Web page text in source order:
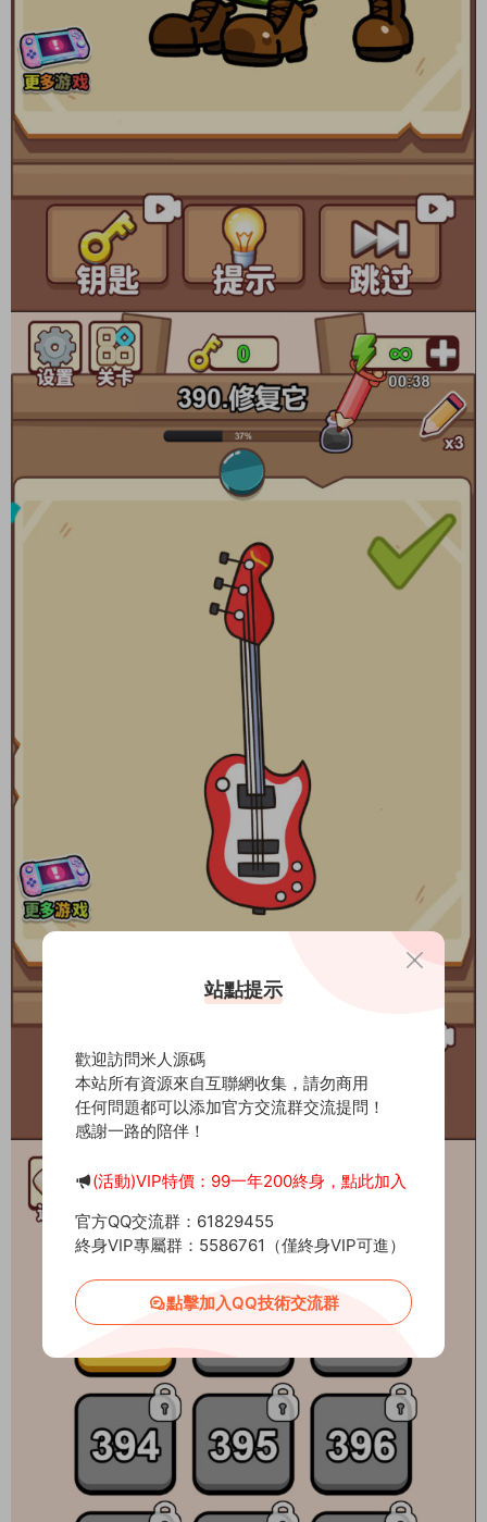
站點提示
歡迎訪問米人源碼
本站所有資源來自互聯網收集，請勿商用
任何問題都可以添加官方交流群交流提問！
感謝一路的陪伴！
(活動)VIP特價：99一年200終身，點此加入
官方QQ交流群：61829455
終身VIP專屬群：5586761（僅終身VIP可進）
點擊加入QQ技術交流群